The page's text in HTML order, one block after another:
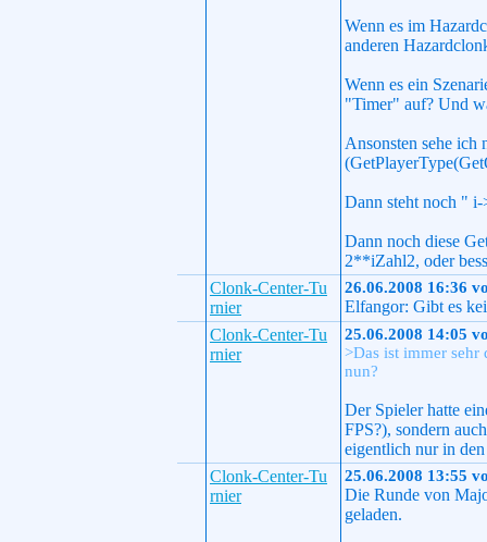
Wenn es im
anderen
Wenn es ein
"Timer" auf? Und
Ansonsten sehe
Dann steht noch "
Dann noch diese
2**iZahl2, oder
Clonk-Center-Tu
rnier
26.06.2008 16:36
Elfangor: Gibt es
Clonk-Center-Tu
rnier
25.06.2008 14:05
>Das ist immer sehr
nun?
Der Spieler hatte
FPS?), sondern
eigentlich nur in
Clonk-Center-Tu
rnier
25.06.2008 13:55
Die Runde von
geladen.